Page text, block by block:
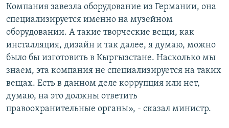
Компания завезла оборудование из Германии, она
специализируется именно на музейном
оборудовании. А такие творческие вещи, как
инсталляция, дизайн и так далее, я думаю, можно
было бы изготовить в Кыргызстане. Насколько мы
знаем, эта компания не специализируется на таких
вещах. Есть в данном деле коррупция или нет,
думаю, на это должны ответить
правоохранительные органы», - сказал министр.